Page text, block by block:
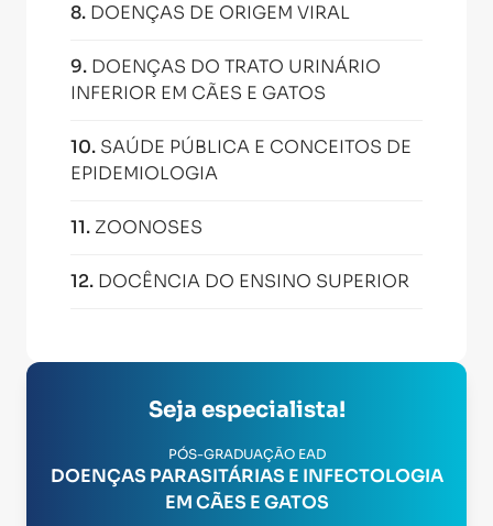
8. DOENÇAS DE ORIGEM VIRAL
9. DOENÇAS DO TRATO URINÁRIO
INFERIOR EM CÃES E GATOS
10. SAÚDE PÚBLICA E CONCEITOS DE
EPIDEMIOLOGIA
11. ZOONOSES
12. DOCÊNCIA DO ENSINO SUPERIOR
Seja especialista!
PÓS-GRADUAÇÃO EAD
DOENÇAS PARASITÁRIAS E INFECTOLOGIA
EM CÃES E GATOS